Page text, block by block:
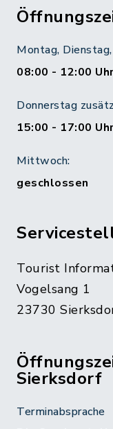
Montag,
08:00 - 12:00
Donnerstag
15:00 - 17:00
Mittwoch:
geschlossen
Tourist
Vogelsang 1
23730
Sierksdorf
Terminabsprache